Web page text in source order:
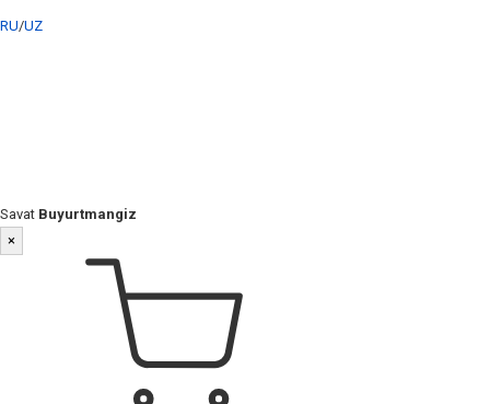
RU/UZ
Savat Buyurtmangiz
×